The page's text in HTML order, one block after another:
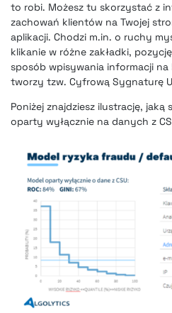
to robi. Możesz tu skorzystać z
zachowań klientów na Twojej
aplikacji. Chodzi m.in. o ruchy
klikanie w różne zakładki,
sposób wpisywania informacji
tworzy tzw. Cyfrową Sygnaturę
Poniżej znajdziesz ilustrację,
oparty wyłącznie na danych z